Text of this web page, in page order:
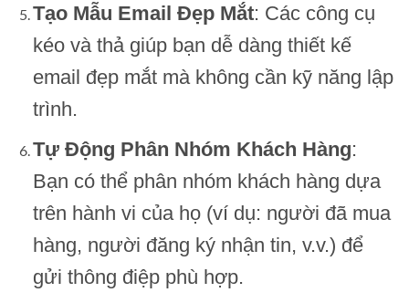
Tạo Mẫu Email Đẹp Mắt: Các công cụ
kéo và thả giúp bạn dễ dàng thiết kế
email đẹp mắt mà không cần kỹ năng lập
trình.
Tự Động Phân Nhóm Khách Hàng:
Bạn có thể phân nhóm khách hàng dựa
trên hành vi của họ (ví dụ: người đã mua
hàng, người đăng ký nhận tin, v.v.) để
gửi thông điệp phù hợp.